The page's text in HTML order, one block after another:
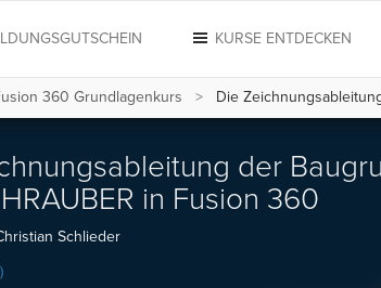
KURSE ENTDECKEN
360 Grundlagenkurs Die
der
in Fusion 360
Schlieder